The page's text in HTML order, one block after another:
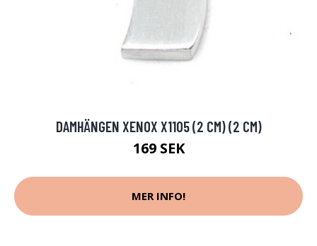
DAMHÄNGEN XENOX X1105 (2 CM) (2 CM)
169 SEK
MER INFO!